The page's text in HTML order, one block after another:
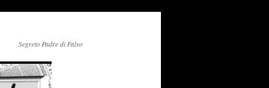
Segreto Padre di Falso